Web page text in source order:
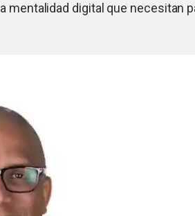
mentalidad digital que necesitan